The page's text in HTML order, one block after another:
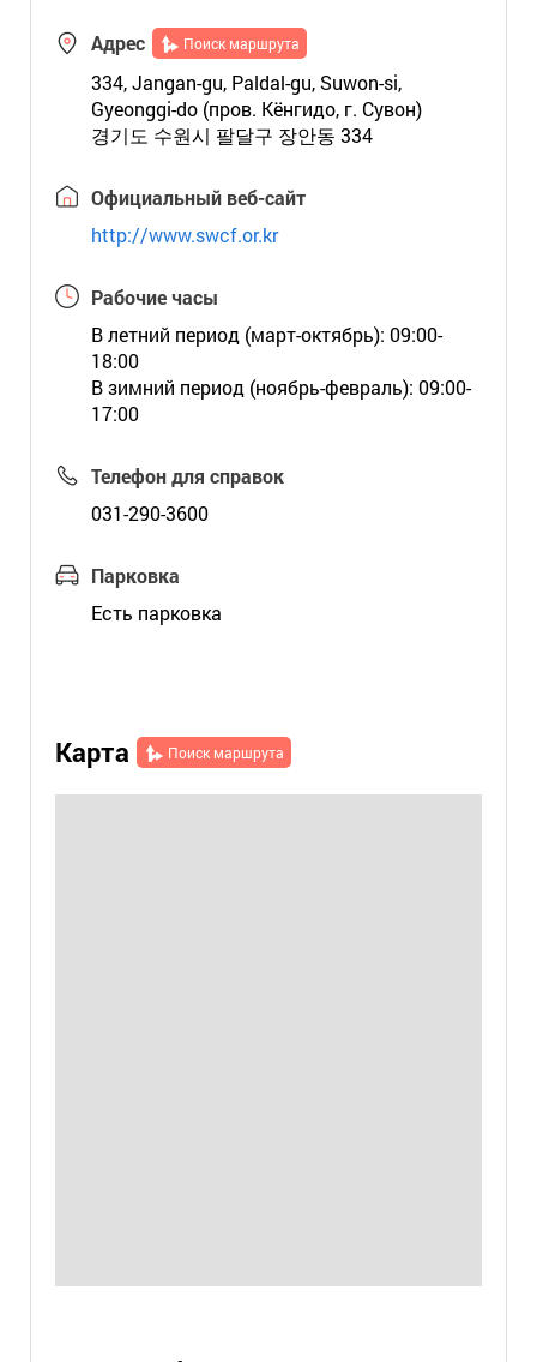
Адрес Поиск маршрута
334, Jangan-gu, Paldal-gu, Suwon-si,
Gyeonggi-do (пров. Кёнгидо, г. Сувон)
경기도 수원시 팔달구 장안동 334
Официальный веб-сайт
http://www.swcf.or.kr
Рабочие часы
В летний период (март-октябрь): 09:00-
18:00
В зимний период (ноябрь-февраль): 09:00-
17:00
Телефон для справок
031-290-3600
Парковка
Есть парковка
Карта Поиск маршрута